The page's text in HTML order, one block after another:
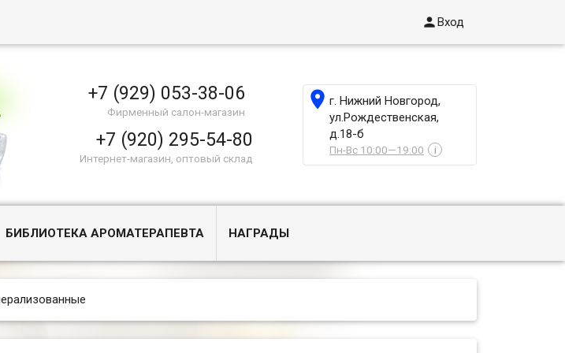
Вход
+7 (929) 053-38-06
Фирменный салон-магазин
+7 (920) 295-54-80
Интернет-магазин, оптовый склад
г. Нижний Новгород,
ул.Рождественская,
д.18-б
Пн-Вс 10:00—19:00 i
БИБЛИОТЕКА АРОМАТЕРАПЕВТА НАГРАДЫ